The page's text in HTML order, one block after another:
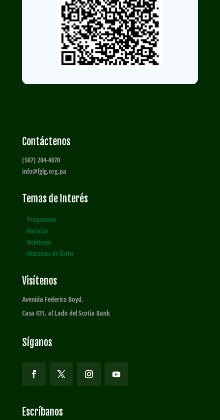
Contáctenos
(507) 204-4070
info@fglg.org.pa
Temas de Interés
Programas
Noticias
Boletines
Historias de Éxito
Visítenos
Avenida Federico Boyd,
Casa 431, al Lado del Scotia Bank
Síganos
Escríbanos